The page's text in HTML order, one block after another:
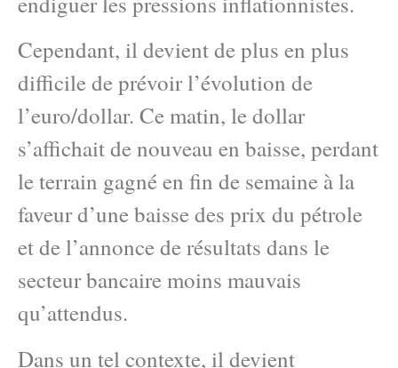
Cependant, il devient de plus en plus
difficile de prévoir l’évolution de
l’euro/dollar. Ce matin, le dollar
s’affichait de nouveau en baisse, perdant
le terrain gagné en fin de semaine à la
faveur d’une baisse des prix du pétrole
et de l’annonce de résultats dans le
secteur bancaire moins mauvais
qu’attendus.
Dans un tel contexte, il devient